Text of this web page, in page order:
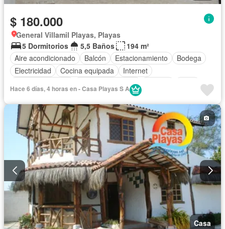
$ 180.000
General Villamil Playas, Playas
5 Dormitorios
5,5 Baños
194 m²
Aire acondicionado
Balcón Estacionamiento
Bodega
Electricidad
Cocina equipada
Internet
Cuarto de servicio
Acceso para personas con discapacidad
Garita de guardianía
Parcialmente amoblado
Hace 6 días, 4 horas en - Casa Playas S A
Casa